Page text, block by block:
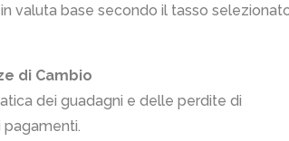
valuta base secondo il tasso
di Cambio
dei guadagni e delle perdite di
pagamenti.